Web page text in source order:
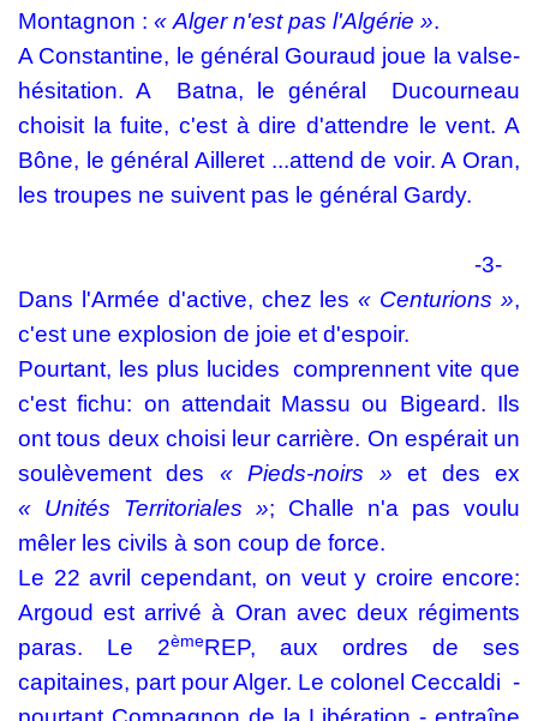
Montagnon : « Alger n'est pas l'Algérie ».
A Constantine, le général Gouraud joue la valse-
hésitation. A
Batna, le général
Ducourneau
choisit la fuite, c'est à dire d'attendre le vent. A
Bône, le général Ailleret ...attend de voir. A Oran,
les troupes ne suivent pas le général Gardy.
-3-
Dans l'Armée d'active, chez les« Centurions »,
c'est une explosion de joie et d'espoir.
Pourtant, les plus lucides comprennent vite que
c'est fichu: on attendait Massu ou Bigeard. Ils
ont tous deux choisi leur carrière. On espérait un
soulèvement des « Pieds-noirs » et des ex
« Unités Territoriales »; Challe n'a pas voulu
mêler les civils à son coup de force.
Le 22 avril cependant, on veut y croire encore:
Argoud est arrivé à Oran avec deux régiments
paras. Le 2èmeREP, aux ordres de ses
capitaines, part pour Alger. Le colonel Ceccaldi -